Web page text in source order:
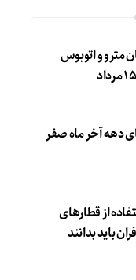
مترو و اتوبوس
دهه آخر ماه صفر
از قطارهای
باید بدانند